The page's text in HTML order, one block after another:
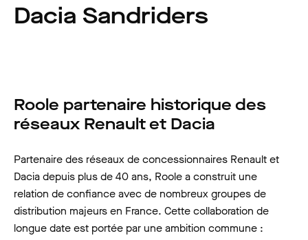
Dacia Sandriders
Roole partenaire historique des
réseaux Renault et Dacia
Partenaire des réseaux de concessionnaires Renault et
Dacia depuis plus de 40 ans, Roole a construit une
relation de confiance avec de nombreux groupes de
distribution majeurs en France. Cette collaboration de
longue date est portée par une ambition commune :